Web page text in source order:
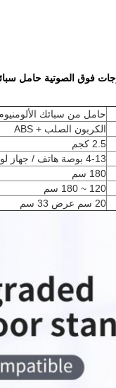
فوق الصوتية حامل
حامل من سبائك
الكربون الصلب + ABS
2.5 كجم
4-13 بوصة هاتف / جهاز لوحي / سويتش
180 سم
120 ~ 180 سم
20 سم عرض 33 سم